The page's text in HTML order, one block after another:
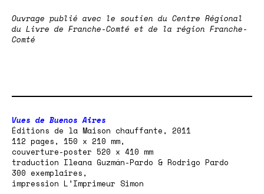
Ouvrage publié avec le soutien du Centre Régional
du Livre de Franche-Comté et de la région Franche-
Comté
Vues de Buenos Aires
Éditions de la Maison chauffante , 2011
112 pages, 150 x 210 mm,
couverture-poster 520 x 410 mm
traduction Ileana Guzmán-Pardo & Rodrigo Pardo
300 exemplaires,
impression L’Imprimeur Simon